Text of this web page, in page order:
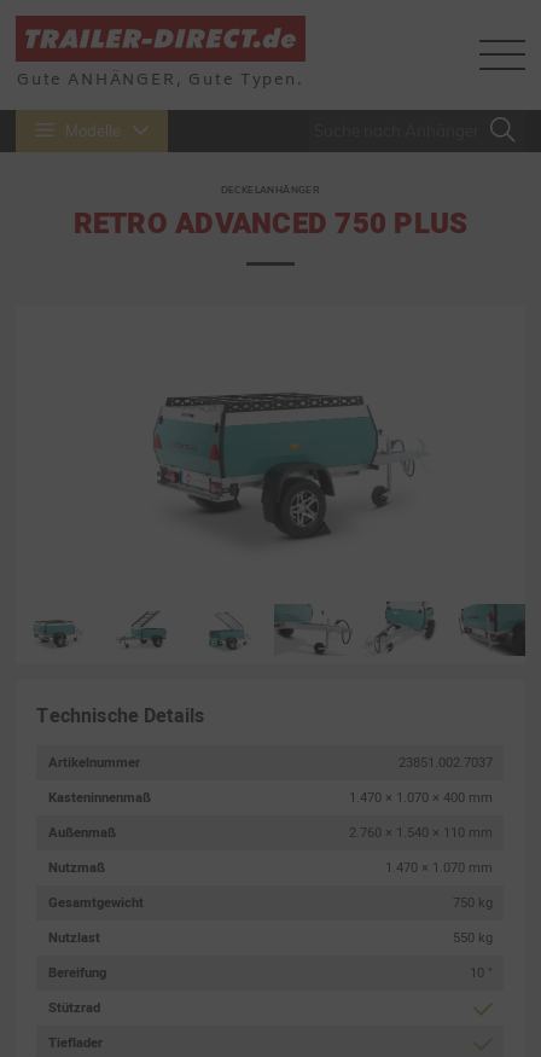
Gute ANHÄNGER, Gute Typen.
Modelle
DECKELANHÄNGER
RETRO ADVANCED 750 PLUS
Technische Details
Artikelnummer
23851.002.7037
Kasteninnenmaß
1.470 × 1.070 × 400 mm
Außenmaß
2.760 × 1.540 × 110 mm
Nutzmaß
1.470 × 1.070 mm
Gesamtgewicht
750 kg
Nutzlast
550 kg
Bereifung
10 "
Stützrad
Tieflader